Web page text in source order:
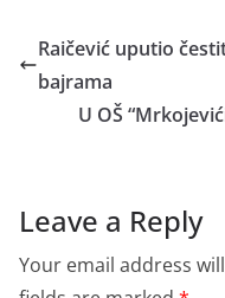
Raičević uputio
bajrama
U OŠ
Leave a Reply
Your email address